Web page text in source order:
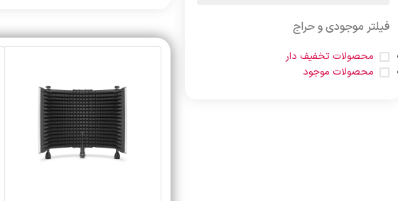
فیلتر موجودی و حراج
محصولات تخفیف دار
محصولات موجود